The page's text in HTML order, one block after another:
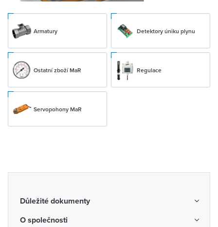
Armatury Detektory úniku plynu
Ostatní zboží MaR Regulace
Servopohony MaR
Důležité dokumenty
Obchodní podmínky
O společnosti